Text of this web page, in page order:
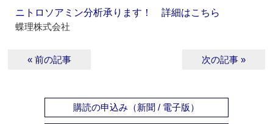
ニトロソアミン分析承ります！ 詳細はこちら
蝶理株式会社
« 前の記事 次の記事 »
購読の申込み（新聞 / 電子版）